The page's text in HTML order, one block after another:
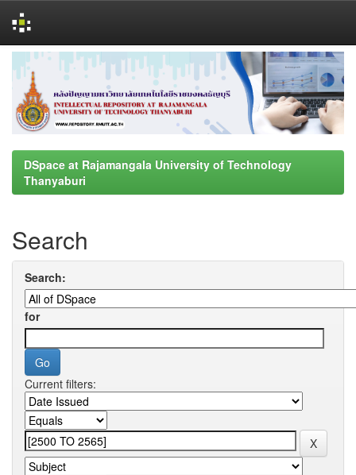
navigation
DSpace at Rajamangala University of Technology
Thanyaburi
Search
Search:
for
Current filters: